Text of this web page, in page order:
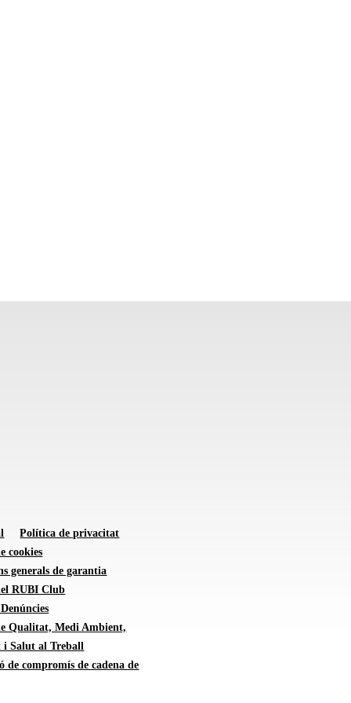
Política de privacitat
cookies
generals de garantia
RUBI Club
Qualitat, Medi Ambient,
i Salut al Treball
de compromís de cadena de